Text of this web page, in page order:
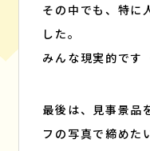
その中でも、特に
した。
みんな現実的です
最後は、見事景品
フの写真で締めた